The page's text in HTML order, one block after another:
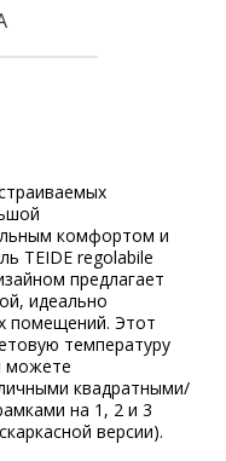
комфортом и
TEIDE regolabile
предлагает
идеально
помещений. Этот
температуру
можете
квадратными/
на 1, 2 и 3
версии).